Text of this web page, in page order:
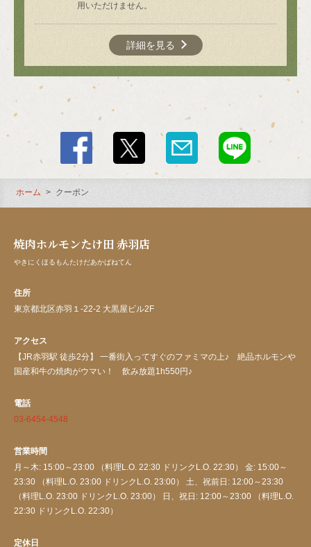
用いただけません。
詳細を見る
ホーム クーポン
焼肉ホルモンたけ田 赤羽店
やきにくほるもんたけだあかばねてん
住所
東京都北区赤羽１-22-2 大黒屋ビル2F
アクセス
【JR赤羽駅 徒歩2分】 一番街入ってすぐのファミマの上♪ 絶品ホルモンや
国産和牛の焼肉がウマい！ 飲み放題1h550円♪
電話
03-6454-4548
営業時間
月～木: 15:00～23:00 （料理L.O. 22:30 ドリンクL.O. 22:30） 金: 15:00～
23:30 （料理L.O. 23:00 ドリンクL.O. 23:00） 土、祝前日: 12:00～23:30
（料理L.O. 23:00 ドリンクL.O. 23:00） 日、祝日: 12:00～23:00 （料理L.O.
22:30 ドリンクL.O. 22:30）
定休日